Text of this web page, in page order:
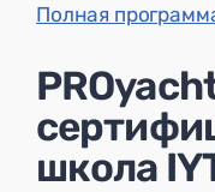
Полная
школа